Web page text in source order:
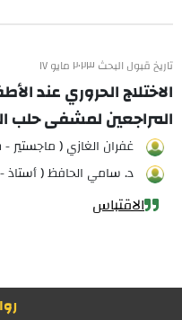
تاريخ قبول البحث ٢٠٢٣ مايو ١٧
المراجعين لمشفى حلب
غفران الغازي ( ماجستير
د. سامي الحافظ ( أستاذ
الاقتباس